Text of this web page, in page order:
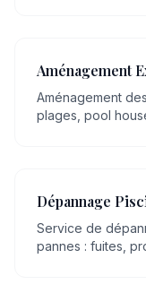
Aménagement
Aménagement
plages, pool
Dépannage
Service de
pannes : fuites,